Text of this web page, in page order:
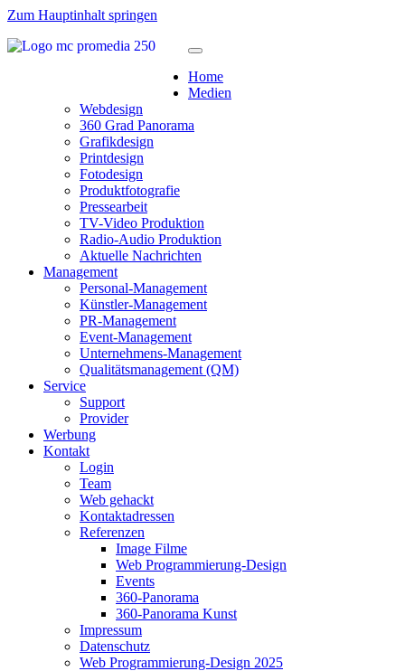
Zum Hauptinhalt springen
Home
Medien
Webdesign
360 Grad Panorama
Grafikdesign
Printdesign
Fotodesign
Produktfotografie
Pressearbeit
TV-Video Produktion
Radio-Audio Produktion
Aktuelle Nachrichten
Management
Personal-Management
Künstler-Management
PR-Management
Event-Management
Unternehmens-Management
Qualitätsmanagement (QM)
Service
Support
Provider
Werbung
Kontakt
Login
Team
Web gehackt
Kontaktadressen
Referenzen
Image Filme
Web Programmierung-Design
Events
360-Panorama
360-Panorama Kunst
Impressum
Datenschutz
Web Programmierung-Design 2025